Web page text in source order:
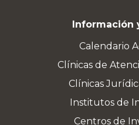
Información
Calendario
Clínicas de
Clínicas
Institutos de
Centros de